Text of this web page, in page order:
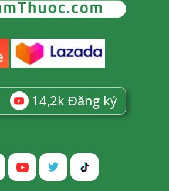
14,2k Đăng ký